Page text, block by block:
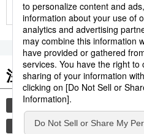
もっと見
注目のキーワード
共同通信ニュース
地震 熊本